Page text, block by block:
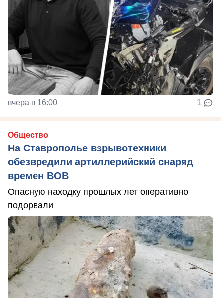
вчера в 16:00 1
Общество
На Ставрополье взрывотехники
обезвредили артиллерийский снаряд
времен ВОВ
Опасную находку прошлых лет оперативно
подорвали